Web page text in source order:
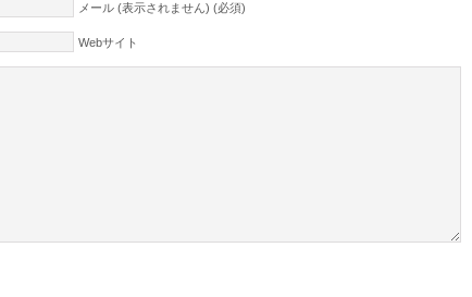
メール (表示されません) (必須)
Webサイト